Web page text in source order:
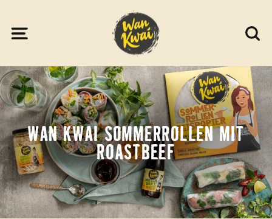
Inhalt
SEITENNAVIGATION
WAN KWAI SOMMERROLLEN MIT
ROASTBEEF